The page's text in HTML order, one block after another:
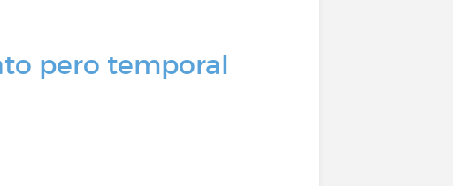
pero temporal